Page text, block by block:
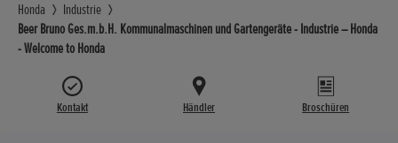
Honda
Industrie
Beer Bruno Ges.m.b.H. Kommunalmaschinen und Gartengeräte - Industrie – Honda
- Welcome to Honda
Kontakt Händler Broschüren